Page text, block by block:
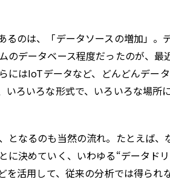
のは、「データソースの増加」。
データベース程度だったのが、最
にはIoTデータなど、どんどんデー
ろいろな形式で、いろいろな場所
となるのも当然の流れ。たとえば、
決めていく、いわゆる“データドリ
活用して、従来の分析では得られ